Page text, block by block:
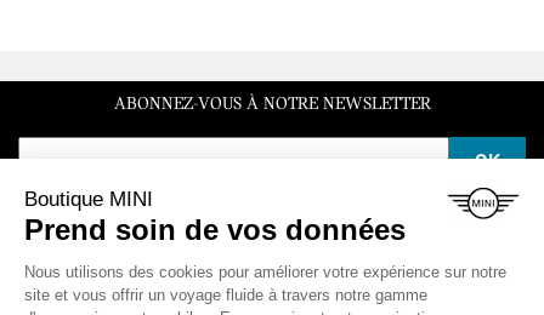
ABONNEZ-VOUS À NOTRE NEWSLETTER
SERVICE CLIENT
Du lundi au vendredi de 10h à 12h et de 14h à 16h30